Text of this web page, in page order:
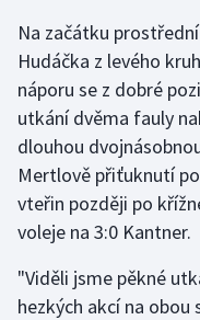
Na začátku
Hudáčka z levého
náporu se z dobré
utkání dvěma fauly
dlouhou
Mertlově přiťuknutí
vteřin později po
voleje na 3:0 Kantner.
"Viděli jsme pěkné
hezkých akcí na obou